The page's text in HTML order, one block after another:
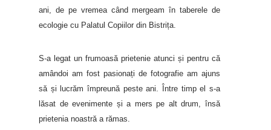
ani, de pe vremea când mergeam în taberele de
ecologie cu Palatul Copiilor din Bistrița.
S-a legat un frumoasă prietenie atunci și pentru că
amândoi am fost pasionați de fotografie am ajuns
să și lucrăm împreună peste ani. Între timp el s-a
lăsat de evenimente și a mers pe alt drum, însă
prietenia noastră a rămas.